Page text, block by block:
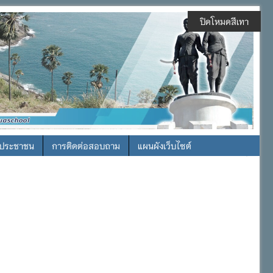
ระชาชน การติดต่อสอบถาม แผนผังเว็บไซต์
ปิดโหมดสีเทา